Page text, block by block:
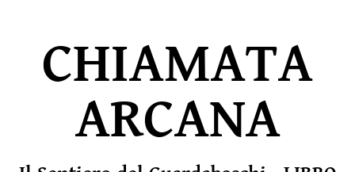
CHIAMATA
ARCANA